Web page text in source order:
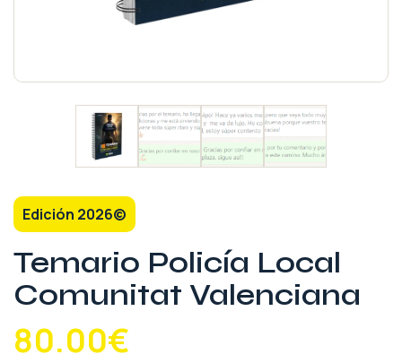
Edición 2026©
Temario Policía Local
Comunitat Valenciana
80.00€